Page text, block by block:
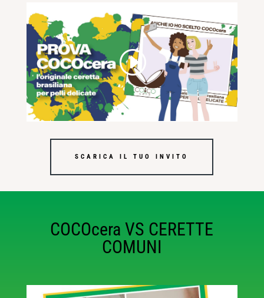
SCARICA IL TUO INVITO
COCOcera VS CERETTE
COMUNI